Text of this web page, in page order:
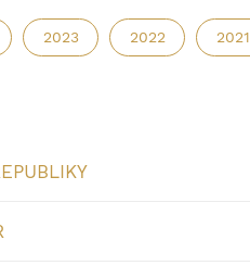
2023 2022 2021